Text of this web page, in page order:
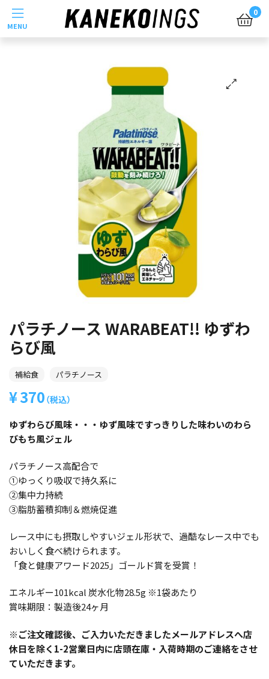
0
Menu
パラチノース WARABEAT!! ゆずわ
らび風
補給食 パラチノース
370（税込）
ゆずわらび風味・・・ゆず風味ですっきりした味わいのわら
びもち風ジェル
パラチノース高配合で
①ゆっくり吸収で持久系に
②集中力持続
③脂肪蓄積抑制＆燃焼促進
レース中にも摂取しやすいジェル形状で、過酷なレース中でも
おいしく食べ続けられます。
「食と健康アワード2025」ゴールド賞を受賞！
エネルギー101kcal 炭水化物28.5g ※1袋あたり
賞味期限：製造後24ヶ月
※ご注文確認後、ご入力いただきましたメールアドレスへ店
休日を除く1-2営業日内に店頭在庫・入荷時期のご連絡をさせ
ていただきます。